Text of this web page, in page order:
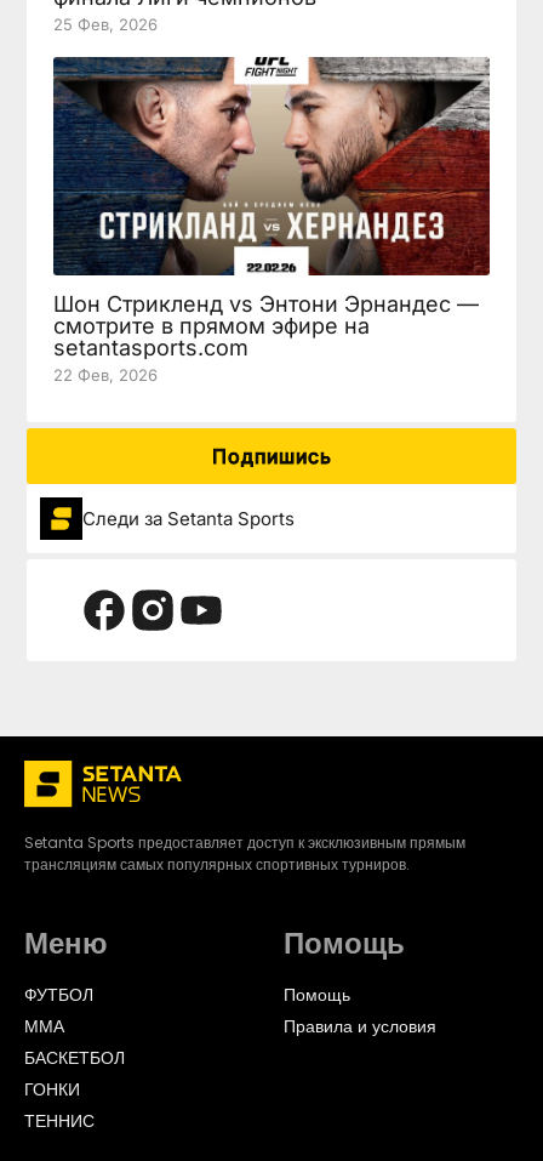
25 Фев, 2026
Шон Стрикленд vs Энтони Эрнандес —
смотрите в прямом эфире на
setantasports.com
22 Фев, 2026
Подпишись
Следи за Setanta Sports
Setanta Sports предоставляет доступ к эксклюзивным прямым
трансляциям самых популярных спортивных турниров.
Меню
ФУТБОЛ
ММА
БАСКЕТБОЛ
ГОНКИ
ТЕННИС
Помощь
Помощь
Правила и условия